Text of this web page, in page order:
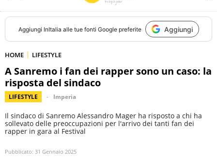
Aggiungi InItalia alle tue fonti Google preferite Aggiungi
HOME LIFESTYLE
A Sanremo i fan dei rapper sono un caso: la
risposta del sindaco
LIFESTYLE Imperia
Il sindaco di Sanremo Alessandro Mager ha risposto a chi ha
sollevato delle preoccupazioni per l'arrivo dei tanti fan dei
rapper in gara al Festival
Pubblicato: 31 Gennaio 2025